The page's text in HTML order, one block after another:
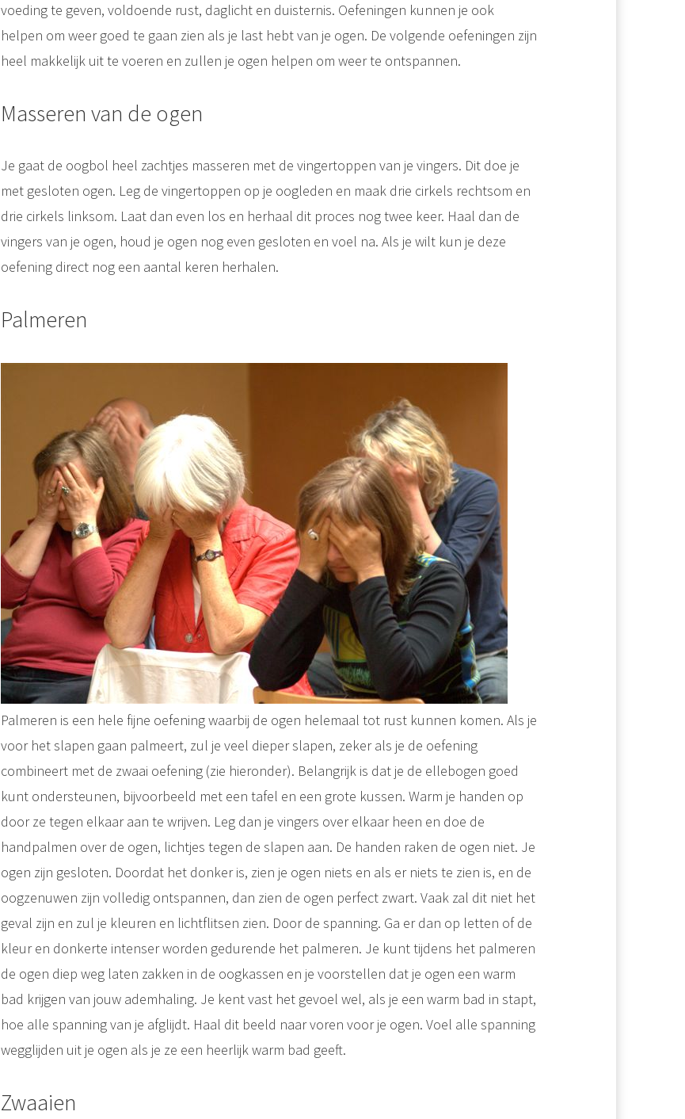
voeding te geven, voldoende rust, daglicht en duisternis. Oefeningen kunnen je ook
helpen om weer goed te gaan zien als je last hebt van je ogen. De volgende oefeningen zijn
heel makkelijk uit te voeren en zullen je ogen helpen om weer te ontspannen.
Masseren van de ogen
Je gaat de oogbol heel zachtjes masseren met de vingertoppen van je vingers. Dit doe je
met gesloten ogen. Leg de vingertoppen op je oogleden en maak drie cirkels rechtsom en
drie cirkels linksom. Laat dan even los en herhaal dit proces nog twee keer. Haal dan de
vingers van je ogen, houd je ogen nog even gesloten en voel na. Als je wilt kun je deze
oefening direct nog een aantal keren herhalen.
Palmeren
Palmeren is een hele fijne oefening waarbij de ogen helemaal tot rust kunnen komen. Als je
voor het slapen gaan palmeert, zul je veel dieper slapen, zeker als je de oefening
combineert met de zwaai oefening (zie hieronder). Belangrijk is dat je de ellebogen goed
kunt ondersteunen, bijvoorbeeld met een tafel en een grote kussen. Warm je handen op
door ze tegen elkaar aan te wrijven. Leg dan je vingers over elkaar heen en doe de
handpalmen over de ogen, lichtjes tegen de slapen aan. De handen raken de ogen niet. Je
ogen zijn gesloten. Doordat het donker is, zien je ogen niets en als er niets te zien is, en de
oogzenuwen zijn volledig ontspannen, dan zien de ogen perfect zwart. Vaak zal dit niet het
geval zijn en zul je kleuren en lichtflitsen zien. Door de spanning. Ga er dan op letten of de
kleur en donkerte intenser worden gedurende het palmeren. Je kunt tijdens het palmeren
de ogen diep weg laten zakken in de oogkassen en je voorstellen dat je ogen een warm
bad krijgen van jouw ademhaling. Je kent vast het gevoel wel, als je een warm bad in stapt,
hoe alle spanning van je afglijdt. Haal dit beeld naar voren voor je ogen. Voel alle spanning
wegglijden uit je ogen als je ze een heerlijk warm bad geeft.
Zwaaien